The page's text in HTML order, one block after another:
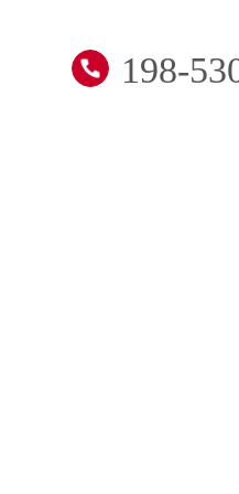
198-